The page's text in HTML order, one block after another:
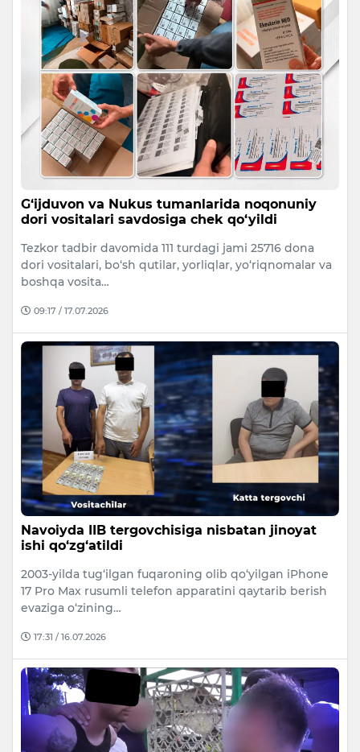
G‘ijduvon va Nukus tumanlarida noqonuniy
dori vositalari savdosiga chek qo‘yildi
Tezkor tadbir davomida 111 turdagi jami 25716 dona
dori vositalari, bo‘sh qutilar, yorliqlar, yo‘riqnomalar va
boshqa vosita…
09:17 / 17.07.2026
Navoiyda IIB tergovchisiga nisbatan jinoyat
ishi qo‘zg‘atildi
2003-yilda tug‘ilgan fuqaroning olib qo‘yilgan iPhone
17 Pro Max rusumli telefon apparatini qaytarib berish
evaziga o‘zining…
17:31 / 16.07.2026